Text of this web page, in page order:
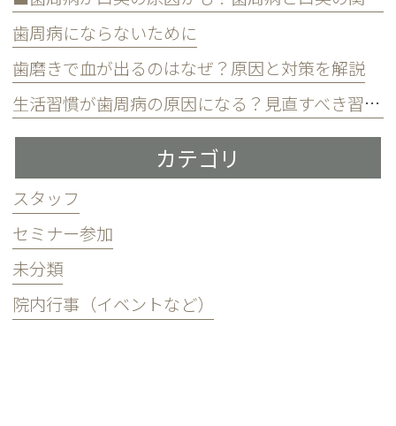
歯周病にならないために
歯磨きで血が出るのはなぜ？原因と対策を解説
生活習慣が歯周病の原因になる？見直すべき習慣とは？
カテゴリ
スタッフ
セミナー参加
未分類
院内行事（イベントなど）